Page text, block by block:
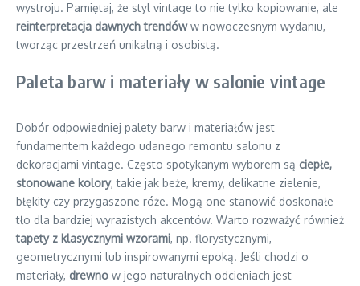
wystroju. Pamiętaj, że styl vintage to nie tylko kopiowanie, ale
reinterpretacja dawnych trendóww nowoczesnym wydaniu,
tworząc przestrzeń unikalną i osobistą.
Paleta barw i materiały w salonie vintage
Dobór odpowiedniej palety barw i materiałów jest
fundamentem każdego udanego remontu salonu z
dekoracjami vintage. Często spotykanym wyborem są ciepłe,
stonowane kolory, takie jak beże, kremy, delikatne zielenie,
błękity czy przygaszone róże. Mogą one stanowić doskonałe
tło dla bardziej wyrazistych akcentów. Warto rozważyć również
tapety z klasycznymi wzorami, np. florystycznymi,
geometrycznymi lub inspirowanymi epoką. Jeśli chodzi o
materiały, drewno w jego naturalnych odcieniach jest